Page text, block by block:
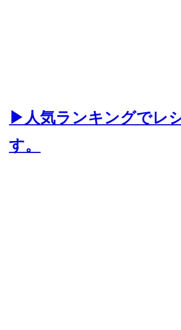
▶人気ランキングでレ
す。